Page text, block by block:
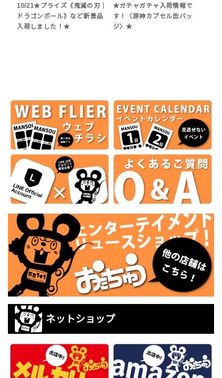
10/21★プライズ《鬼滅の刃｜
ドラゴンボール》など新景品
入荷しました！★
★ガチャガチャ入荷情報で
す！〈原神カプセル缶バッ
ジ〉★
ネットショップ